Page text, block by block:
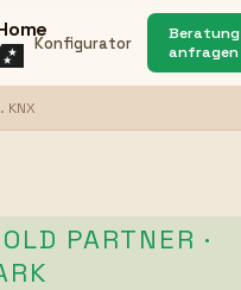
Konfigurator
Beratung
anfragen
KNX
PARTNER ·